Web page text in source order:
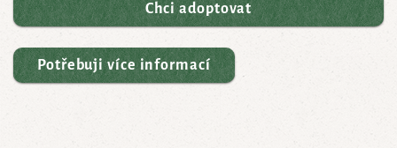
Chci adoptovat
Potřebuji více informací